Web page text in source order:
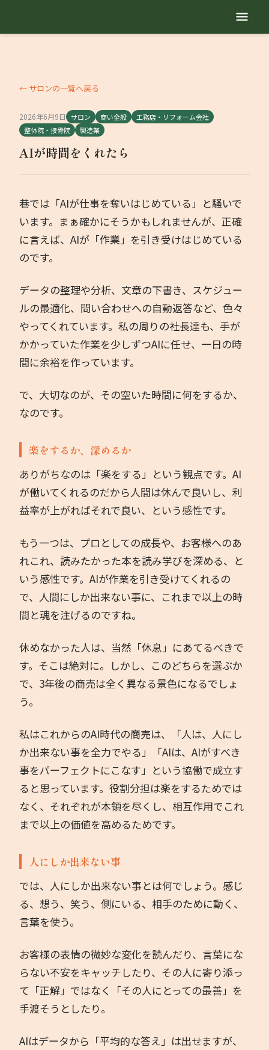
自己紹介
サービス内容
地域繁盛診断
勉強会
業種別コラム
著書
お問い合わせ
← サロンの一覧へ戻る
2026年6月9日 サロン 商い全般
工務店・リフォーム会社
整体院・接骨院
製造業
AIが時間をくれたら
巷では「AIが仕事を奪いはじめている」と騒いで
います。まぁ確かにそうかもしれませんが、正確
に言えば、AIが「作業」を引き受けはじめている
のです。
データの整理や分析、文章の下書き、スケジュー
ルの最適化、問い合わせへの自動返答など、色々
やってくれています。私の周りの社長達も、手が
かかっていた作業を少しずつAIに任せ、一日の時
間に余裕を作っています。
で、大切なのが、その空いた時間に何をするか、
なのです。
楽をするか、深めるか
ありがちなのは「楽をする」という観点です。AI
が働いてくれるのだから人間は休んで良いし、利
益率が上がればそれで良い、という感性です。
もう一つは、プロとしての成長や、お客様へのあ
れこれ、読みたかった本を読み学びを深める、と
いう感性です。AIが作業を引き受けてくれるの
で、人間にしか出来ない事に、これまで以上の時
間と魂を注げるのですね。
休めなかった人は、当然「休息」にあてるべきで
す。そこは絶対に。しかし、このどちらを選ぶか
で、3年後の商売は全く異なる景色になるでしょ
う。
私はこれからのAI時代の商売は、「人は、人にし
か出来ない事を全力でやる」「AIは、AIがすべき
事をパーフェクトにこなす」という協働で成立す
ると思っています。役割分担は楽をするためでは
なく、それぞれが本領を尽くし、相互作用でこれ
まで以上の価値を高めるためです。
人にしか出来ない事
では、人にしか出来ない事とは何でしょう。感じ
る、想う、笑う、側にいる、相手のために動く、
言葉を使う。
お客様の表情の微妙な変化を読んだり、言葉にな
らない不安をキャッチしたり、その人に寄り添っ
て「正解」ではなく「その人にとっての最善」を
手渡そうとしたり。
AIはデータから「平均的な答え」は出せますが、